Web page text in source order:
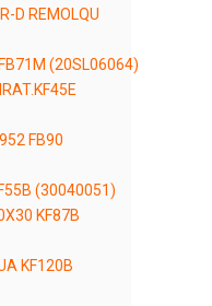
D REMOLQU
(20SL06064)
FB90
(30040051)
KF87B
KF120B